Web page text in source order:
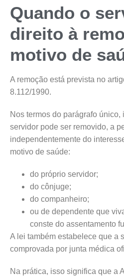
Quando o
direito à
motivo de
A remoção está prevista no
8.112/1990.
Nos termos do parágrafo único,
servidor pode ser removido, a
independentemente do
motivo de saúde:
do próprio servidor;
do cônjuge;
do companheiro;
ou de dependente que
conste do assentamento
A lei também estabelece que a
comprovada por junta médica
Na prática, isso significa que a